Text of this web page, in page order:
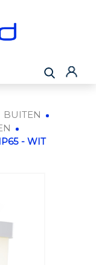
BUITEN
- WIT